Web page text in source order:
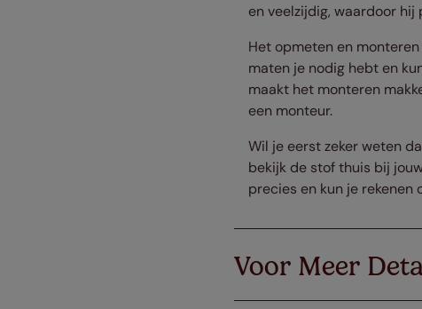
en veelzijdig, waardoor
Het opmeten en
maten je nodig hebt en
maakt het monteren
een monteur.
Wil je eerst zeker weten
bekijk de stof thuis bij
precies en kun je rekenen
Voor Meer